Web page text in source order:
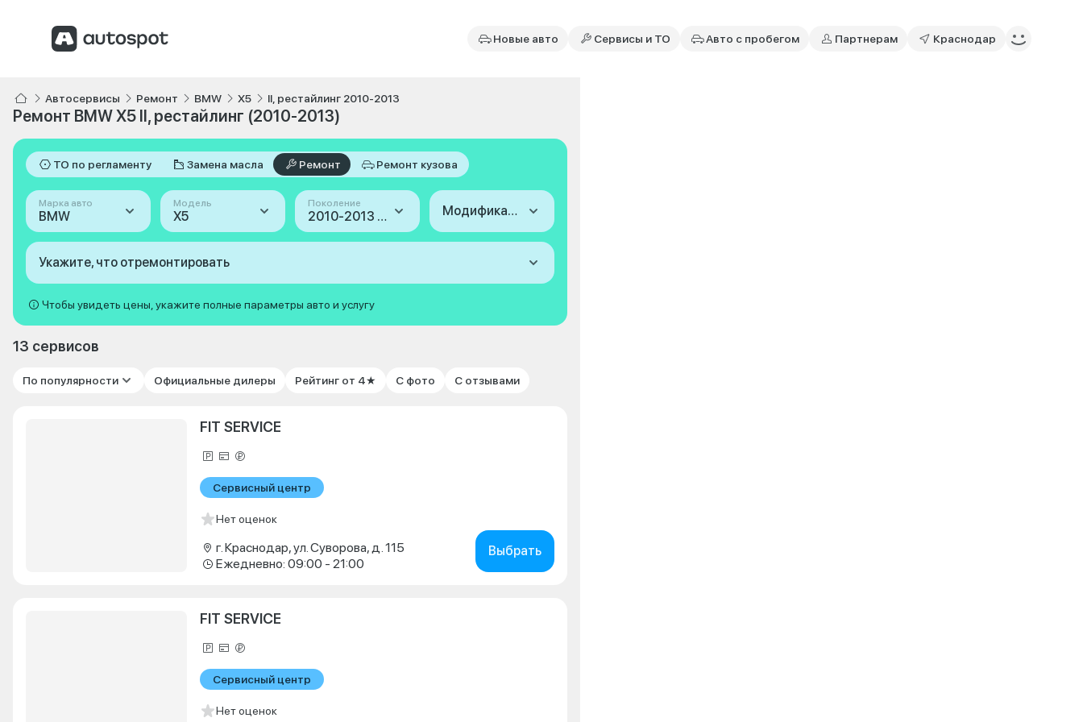
Новые авто Сервисы и ТО Авто с пробегом Партнерам Краснодар
Автосервисы Ремонт BMW X5 II, рестайлинг 2010-2013
Ремонт BMW X5 II, рестайлинг (2010-2013)
ТО по регламенту Замена масла Ремонт Ремонт кузова
Марка авто
BMW
Модель
X5
Поколение
2010-2013 (II, рестайлинг) Модификация
Укажите, что отремонтировать
Чтобы увидеть цены, укажите полные параметры авто и услугу
13 сервисов
По популярности Официальные дилеры Рейтинг от 4★ С фото С отзывами
FIT SERVICE
Сервисный центр
Нет оценок
г. Краснодар, ул. Суворова, д. 115
Ежедневно: 09:00 - 21:00
Выбрать
FIT SERVICE
Сервисный центр
Нет оценок